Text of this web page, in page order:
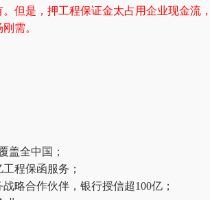
但是，押工程保证金太占用企业现金流
需。
盖全中国；
工程保函服务；
略合作伙伴，银行授信超100亿；